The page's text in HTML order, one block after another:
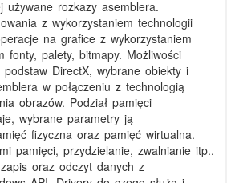
używane rozkazy asemblera.
z wykorzystaniem technologii
na grafice z wykorzystaniem
fonty, palety, bitmapy. Możliwości
DirectX, wybrane obiekty i
w połączeniu z technologią
obrazów. Podział pamięci
wybrane parametry ją
fizyczna oraz pamięć wirtualna.
pamięci, przydzielanie, zwalnianie itp..
oraz odczyt danych z